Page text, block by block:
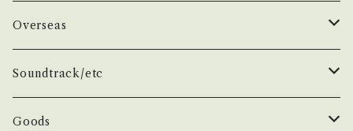
60年代
演歌/艶歌/お座敷
ムード・コーラス歌謡
任侠//軍歌/やさぐれ歌謡
任侠/仁義
軍歌/戦時歌謡
日本のロックとフォーク
ロック歌謡
グループサウンズ/ウェスタン＆ロカビリー
BEATLES
Johm
ELVIS, Rock 'n' Roll '50S
The Rolling Stones
ザ・スパイダース 関連
1950~60 'S
Group
Male
1970'S
Group
1980'S
Overseas
1950~60 'S
Group
1970'S
Soundtrack/etc
邦画
Goods